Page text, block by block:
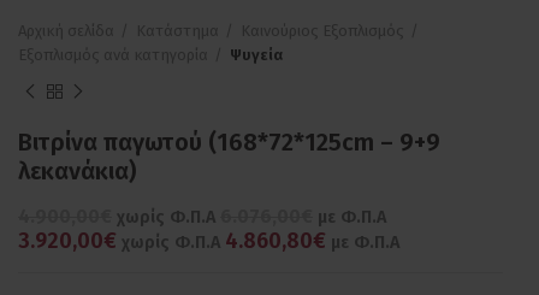
Ψυγεία
Βιτρίνα παγωτού (168*72*125cm – 9+9
λεκανάκια)
χωρίς Φ.Π.Α με Φ.Π.Α
3.920,00€ χωρίς Φ.Π.Α 4.860,80€ με Φ.Π.Α